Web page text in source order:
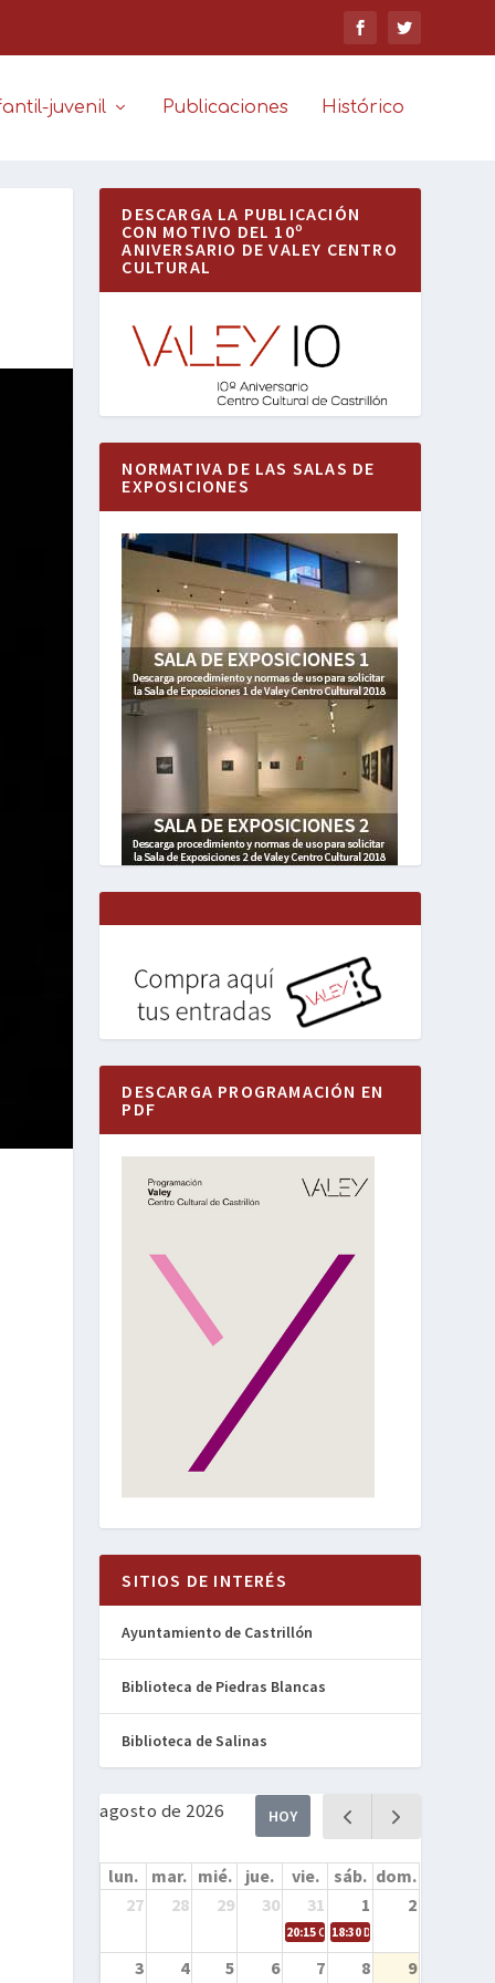
juvenil Publicaciones Histórico
DESCARGA LA PUBLICACIÓN
CON MOTIVO DEL 10º
ANIVERSARIO DE VALEY CENTRO
CULTURAL
NORMATIVA DE LAS SALAS DE
EXPOSICIONES
DESCARGA PROGRAMACIÓN EN
PDF
SITIOS DE INTERÉS
Ayuntamiento de Castrillón
Biblioteca de Piedras Blancas
Biblioteca de Salinas
agosto de 2026 HOY
lun. mar. mié. jue. vie. sáb. dom.
27
28 29 30 31 1 2
20:15Cine en la calle – Cómo
18:30Danza – Cita en el
3 4 5 6 7 8 9